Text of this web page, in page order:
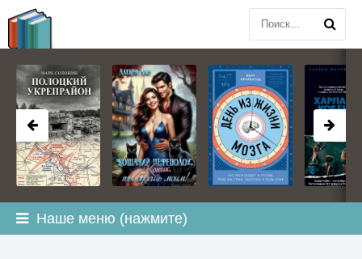
Наше меню (нажмите)
BOOKPLANETA.COM